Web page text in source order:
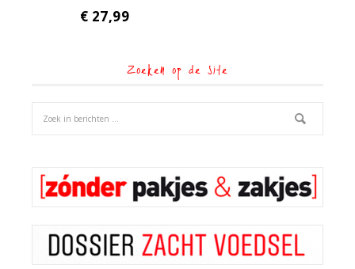
€ 27,99
Zoeken op de site